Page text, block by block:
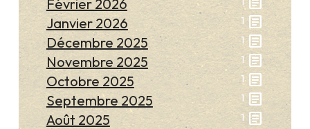
Février 2026
Janvier 2026 1 article
Décembre 2025 1 article
Novembre 2025 1 article
Octobre 2025 1 article
Septembre 2025 1 article
Août 2025 1 article